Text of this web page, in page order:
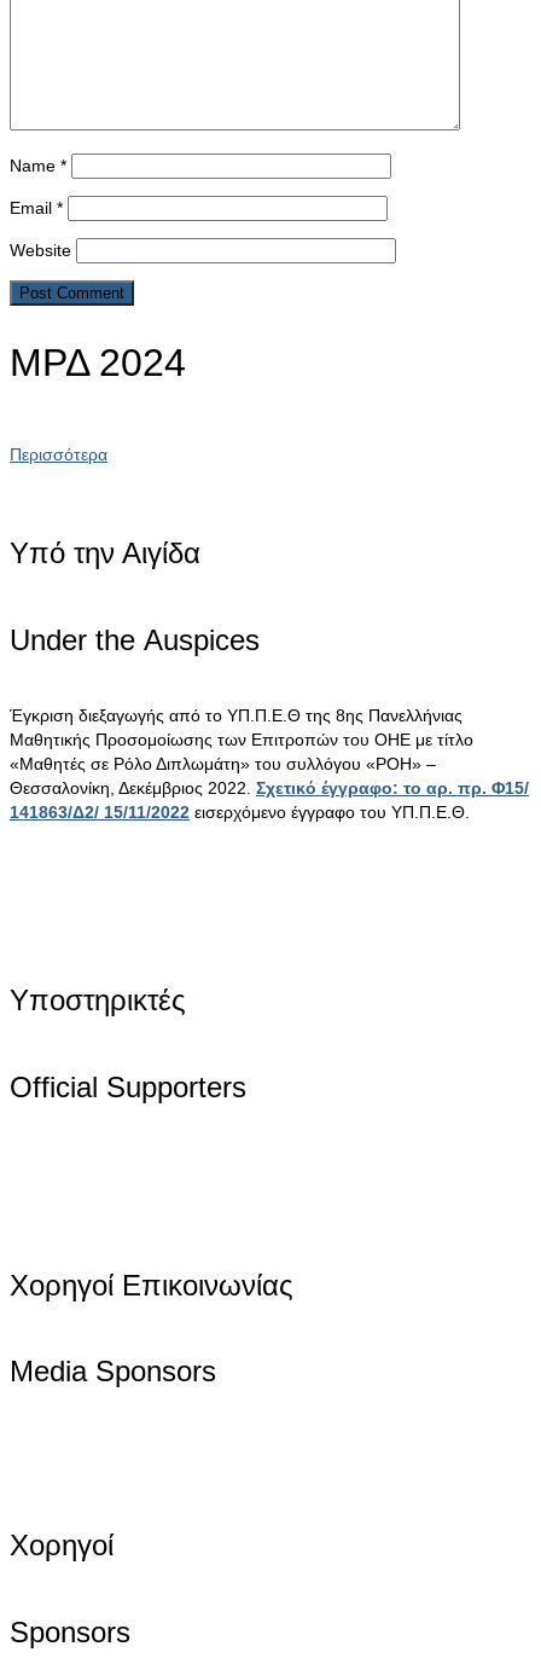
Name *
Email *
Website
ΜΡΔ 2024
Περισσότερα
Υπό την Αιγίδα
Under the Αuspices
Έγκριση διεξαγωγής από το ΥΠ.Π.Ε.Θ της 8ης Πανελλήνιας
Μαθητικής Προσομοίωσης των Επιτροπών του ΟΗΕ με τίτλο
«Μαθητές σε Ρόλο Διπλωμάτη» του συλλόγου «ΡΟΗ» –
Θεσσαλονίκη, Δεκέμβριος 2022. Σχετικό έγγραφο: το αρ. πρ. Φ15/
141863/Δ2/ 15/11/2022 εισερχόμενο έγγραφο του ΥΠ.Π.Ε.Θ.
Υποστηρικτές
Official Supporters
Χορηγοί Επικοινωνίας
Media Sponsors
Χορηγοί
Sponsors